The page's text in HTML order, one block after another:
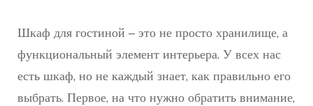
Шкаф для гостиной – это не просто хранилище, а
функциональный элемент интерьера. У всех нас
есть шкаф, но не каждый знает, как правильно его
выбрать. Первое, на что нужно обратить внимание,